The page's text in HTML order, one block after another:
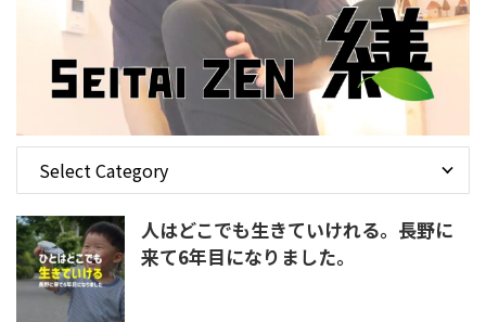
人はどこでも生きていけれる。長野に
来て6年目になりました。